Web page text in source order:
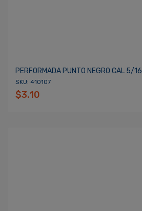
PERFORMADA PUNTO NEGRO CAL 5/16
SKU: 410107
$3.10